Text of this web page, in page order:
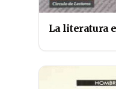
La literatura